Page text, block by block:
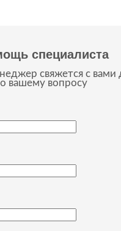
специалиста
свяжется с вами
вашему вопросу